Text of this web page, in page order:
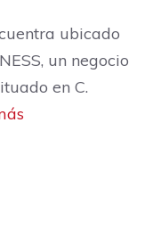
ubicado
un negocio
en C.